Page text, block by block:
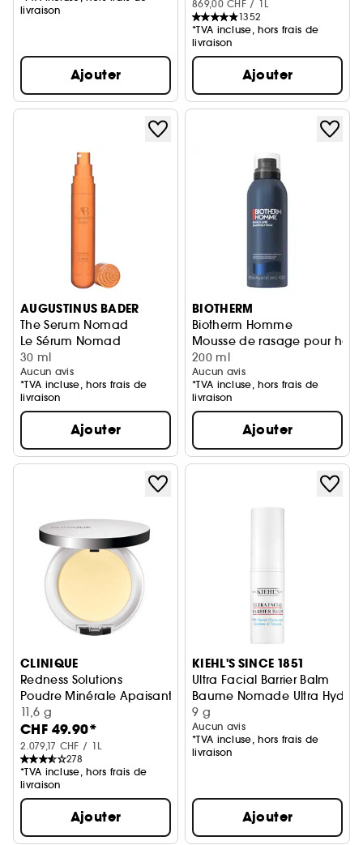
livraison
Ajouter
869,00 CHF / 1L
1352
*TVA incluse, hors frais de
livraison
Ajouter
AUGUSTINUS BADER
The Serum Nomad
Le Sérum Nomad
30 ml
Aucun avis
*TVA incluse, hors frais de
livraison
Ajouter
BIOTHERM
Biotherm Homme
Mousse de rasage pour
200 ml
Aucun avis
*TVA incluse, hors frais de
livraison
Ajouter
CLINIQUE
Redness Solutions
Poudre Minérale Apaisante Anti-Rougeurs
11,6 g
CHF 49.90*
2.079,17 CHF / 1L
278
*TVA incluse, hors frais de
livraison
Ajouter
KIEHL'S SINCE 1851
Ultra Facial Barrier Balm
Baume Nomade Ultra
9 g
Aucun avis
*TVA incluse, hors frais de
livraison
Ajouter